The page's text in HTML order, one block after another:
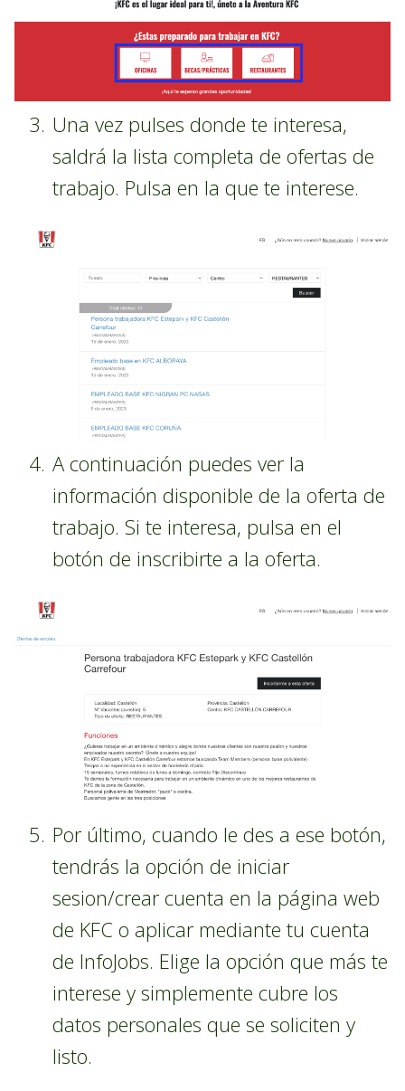
Una vez pulses donde te interesa,
saldrá la lista completa de ofertas de
trabajo. Pulsa en la que te interese.
A continuación puedes ver la
información disponible de la oferta de
trabajo. Si te interesa, pulsa en el
botón de inscribirte a la oferta.
Por último, cuando le des a ese botón,
tendrás la opción de iniciar
sesion/crear cuenta en la página web
de KFC o aplicar mediante tu cuenta
de InfoJobs. Elige la opción que más te
interese y simplemente cubre los
datos personales que se soliciten y
listo.